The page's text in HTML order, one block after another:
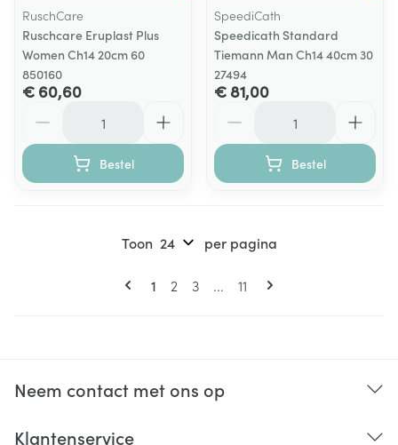
RuschCare
Ruschcare Eruplast Plus
Women Ch14 20cm 60
850160
€ 60,60
Bestel
SpeediCath
Speedicath Standard
Tiemann Man Ch14 40cm 30
27494
€ 81,00
Bestel
Pagina's
U lees momenteel pagina
1 Pagina
2 Pagina
3 ... Pagina
11
Toon per pagina
Neem contact met ons op
Klantenservice